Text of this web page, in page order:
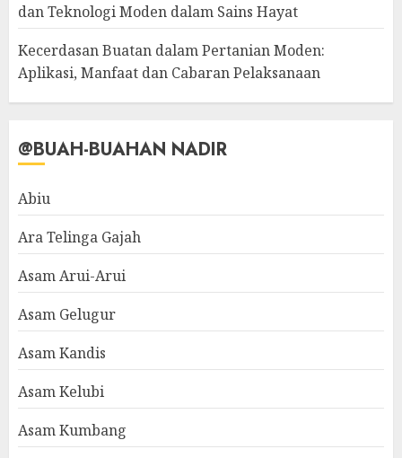
dan Teknologi Moden dalam Sains Hayat
Kecerdasan Buatan dalam Pertanian Moden:
Aplikasi, Manfaat dan Cabaran Pelaksanaan
@BUAH-BUAHAN NADIR
Abiu
Ara Telinga Gajah
Asam Arui-Arui
Asam Gelugur
Asam Kandis
Asam Kelubi
Asam Kumbang